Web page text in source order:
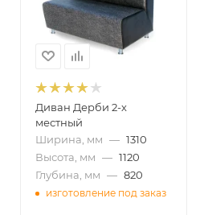
Диван Дерби 2-х
местный
Ширина, мм — 1310
Высота, мм — 1120
Глубина, мм — 820
изготовление под заказ